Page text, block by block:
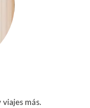
más.